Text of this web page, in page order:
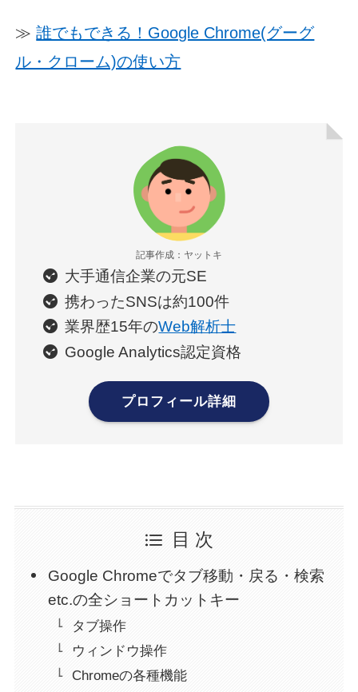
≫誰でもできる！Google Chrome(グーグ
ル・クローム)の使い方
記事作成：ヤットキ
大手通信企業の元SE
携わったSNSは約100件
業界歴15年のWeb解析士
Google Analytics認定資格
プロフィール詳細
目 次
Google Chromeでタブ移動・戻る・検索
etc.の全ショートカットキー
タブ操作
ウィンドウ操作
Chromeの各種機能